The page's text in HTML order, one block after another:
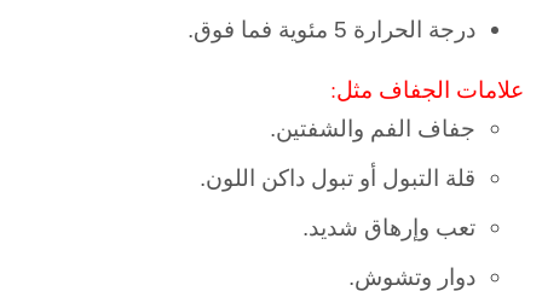
درجة الحرارة 5 مئوية فما فوق.
علامات الجفاف مثل:
جفاف الفم والشفتين.
قلة التبول أو تبول داكن اللون.
تعب وإرهاق شديد.
دوار وتشوش.